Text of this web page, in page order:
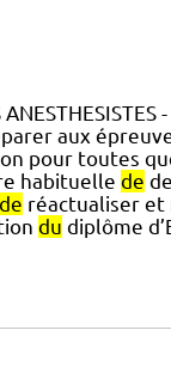
aux
pour toutes
habituelle de
de réactualiser et
du diplôme